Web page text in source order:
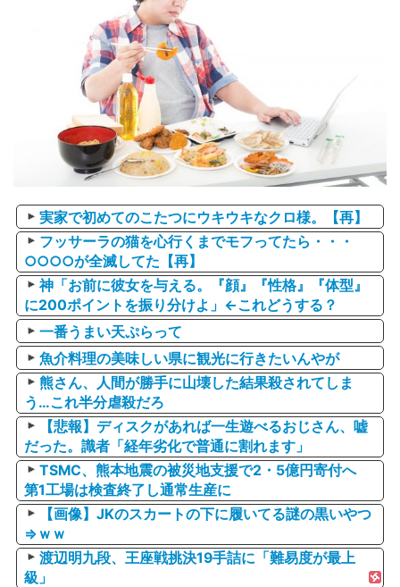
実家で初めてのこたつにウキウキなクロ様。【再】
フッサーラの猫を心行くまでモフってたら・・・
○○○○が全滅してた【再】
神「お前に彼女を与える。『顔』『性格』『体型』
に200ポイントを振り分けよ」←これどうする？
一番うまい天ぷらって
魚介料理の美味しい県に観光に行きたいんやが
熊さん、人間が勝手に山壊した結果殺されてしま
う…これ半分虐殺だろ
【悲報】ディスクがあれば一生遊べるおじさん、嘘
だった。識者「経年劣化で普通に割れます」
TSMC、熊本地震の被災地支援で2・5億円寄付へ
第1工場は検査終了し通常生産に
【画像】JKのスカートの下に履いてる謎の黒いやつ
⇒ｗｗ
渡辺明九段、王座戦挑決19手詰に「難易度が最上
級」